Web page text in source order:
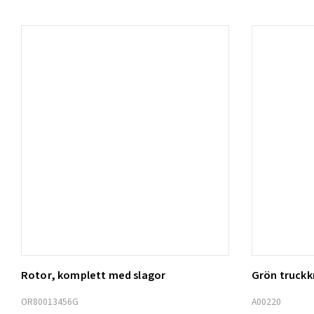
Lägg
Rotor, komplett med slagor
OR80013456G
Grön
A00220